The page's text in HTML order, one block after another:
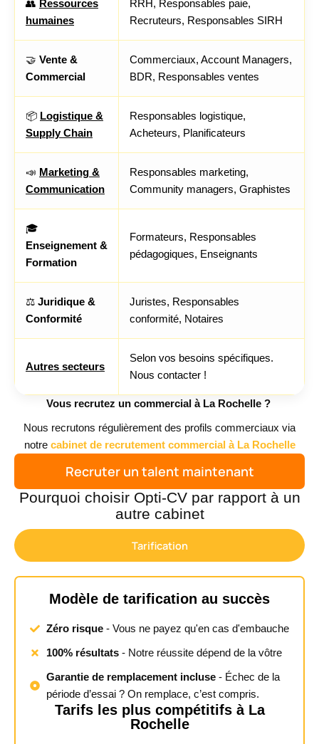
👥 Ressources
humaines
RRH, Responsables paie,
Recruteurs, Responsables SIRH
🤝 Vente &
Commercial
Commerciaux, Account Managers,
BDR, Responsables ventes
📦 Logistique &
Supply Chain
Responsables logistique,
Acheteurs, Planificateurs
📣 Marketing &
Communication
Responsables marketing,
Community managers, Graphistes
🎓
Enseignement &
Formation
Formateurs, Responsables
pédagogiques, Enseignants
⚖️ Juridique &
Conformité
Juristes, Responsables
conformité, Notaires
Autres secteurs
Selon vos besoins spécifiques.
Nous contacter !
Vous recrutez un commercial à La Rochelle ?
Nous recrutons régulièrement des profils commerciaux via
notre cabinet de recrutement commercial à La Rochelle
Recruter un talent maintenant
Pourquoi choisir Opti-CV par rapport à un
autre cabinet
Tarification
Modèle de tarification au succès
Zéro risque- Vous ne payez qu'en cas d'embauche
100% résultats- Notre réussite dépend de la vôtre
Garantie de remplacement incluse- Échec de la
période d’essai ? On remplace, c’est compris.
Tarifs les plus compétitifs à La
Rochelle